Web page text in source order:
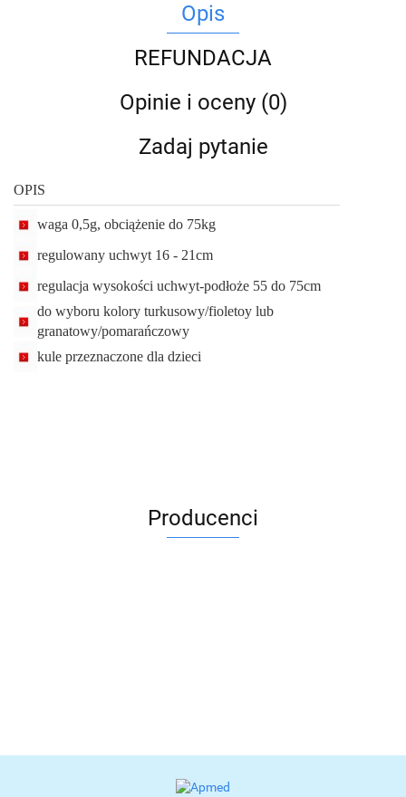
Opis
REFUNDACJA
Opinie i oceny (0)
Zadaj pytanie
OPIS
waga 0,5g, obciążenie do 75kg
regulowany uchwyt 16 - 21cm
regulacja wysokości uchwyt-podłoże 55 do 75cm
do wyboru kolory turkusowy/fioletoy lub
granatowy/pomarańczowy
kule przeznaczone dla dzieci
Producenci